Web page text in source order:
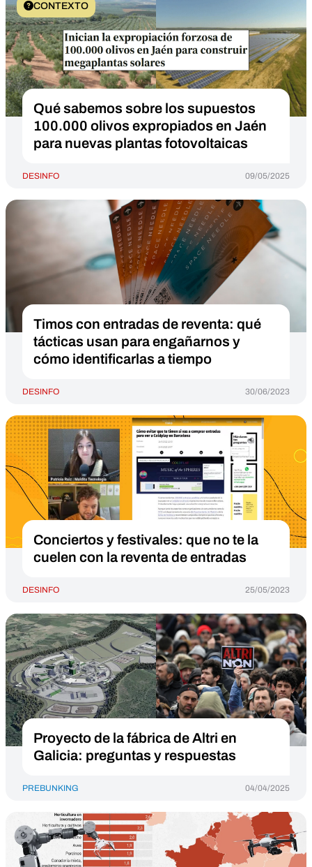
CONTEXTO
Qué sabemos sobre los supuestos
100.000 olivos expropiados en Jaén
para nuevas plantas fotovoltaicas
DESINFO 09/05/2025
Timos con entradas de reventa: qué
tácticas usan para engañarnos y
cómo identificarlas a tiempo
DESINFO 30/06/2023
Conciertos y festivales: que no te la
cuelen con la reventa de entradas
DESINFO 25/05/2023
Proyecto de la fábrica de Altri en
Galicia: preguntas y respuestas
PREBUNKING 04/04/2025